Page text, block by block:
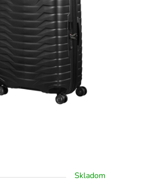
Skladom